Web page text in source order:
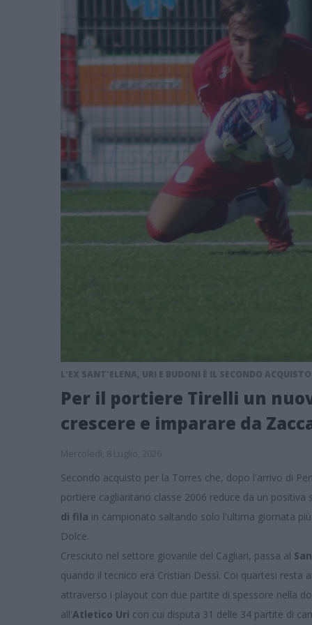
L'EX SANT'ELENA, URI E BUDONI È IL SECONDO
Per il portiere Tirelli un
crescere e imparare da
Mercoledì, 8 Luglio, 2026
Secondo acquisto per la Torres che, dopo l'arrivo di
portiere cagliaritano classe 2006 reduce da un positiva
di fila in campionato saltando solo l'ultima giornata
Dolce.
Cresciuto nel settore giovanile del Cagliari, passa al
quando il tecnico era Cristian Dessì. Coi quartesi resta
attraverso i playout con due partite di spessore nella
all'Atletico Uri con cui disputa 31 delle 34 partite di